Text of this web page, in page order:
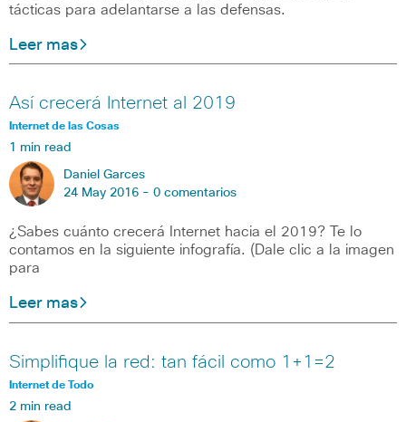
tácticas para adelantarse a las defensas.
Leer mas
Así crecerá Internet al 2019
Internet de las Cosas
1 min read
Daniel Garces
24 May 2016 - 0 comentarios
¿Sabes cuánto crecerá Internet hacia el 2019? Te lo
contamos en la siguiente infografía. (Dale clic a la imagen
para
Leer mas
Simplifique la red: tan fácil como 1+1=2
Internet de Todo
2 min read